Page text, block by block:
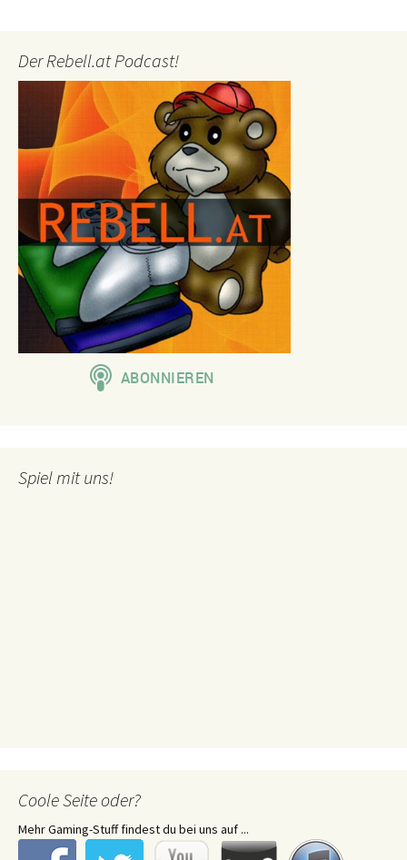
Der Rebell.at Podcast!
Spiel mit uns!
Coole Seite oder?
Mehr Gaming-Stuff findest du bei uns auf ...